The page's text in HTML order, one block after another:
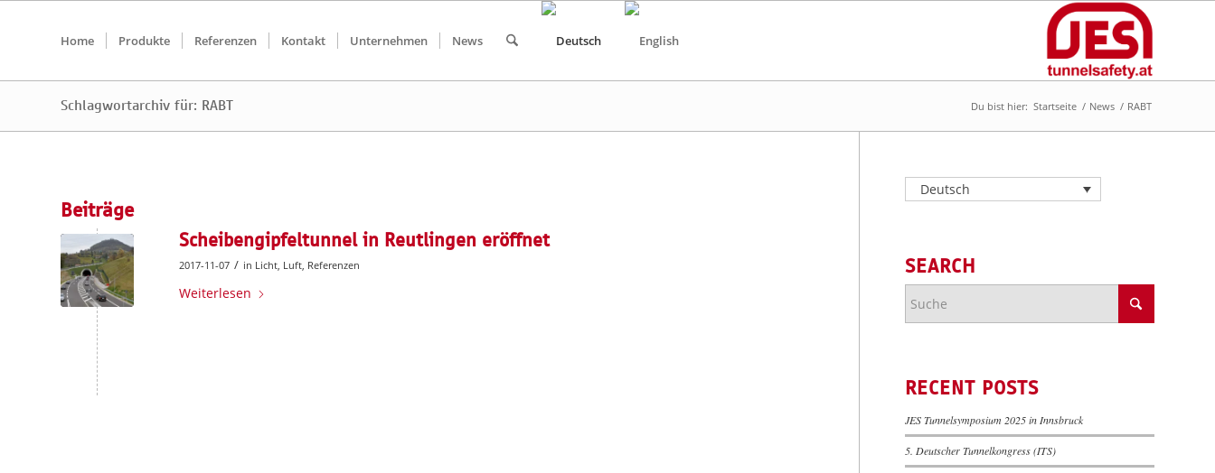
Home Produkte Referenzen Kontakt Unternehmen News
Schlagwortarchiv für: RABT Du bist hier: Startseite / News / RABT
Beiträge
Scheibengipfeltunnel in Reutlingen eröffnet
2017-11-07 / in Licht, Luft, Referenzen
Weiterlesen
Deutsch
SEARCH
RECENT POSTS
JES Tunnelsymposium 2025 in Innsbruck
5. Deutscher Tunnelkongress (ITS)